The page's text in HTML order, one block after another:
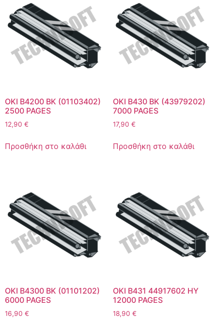
OKI B4200 BK (01103402)
2500 PAGES
12,90 €
Προσθήκη στο καλάθι
OKI B430 BK (43979202)
7000 PAGES
17,90 €
Προσθήκη στο καλάθι
OKI B4300 BK (01101202)
6000 PAGES
16,90 €
OKI B431 44917602 HY
12000 PAGES
18,90 €